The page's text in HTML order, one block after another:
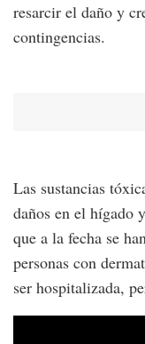
resarcir el daño y
contingencias.
Las sustancias
daños en el hígado
que a la fecha se
personas con
ser hospitalizada,